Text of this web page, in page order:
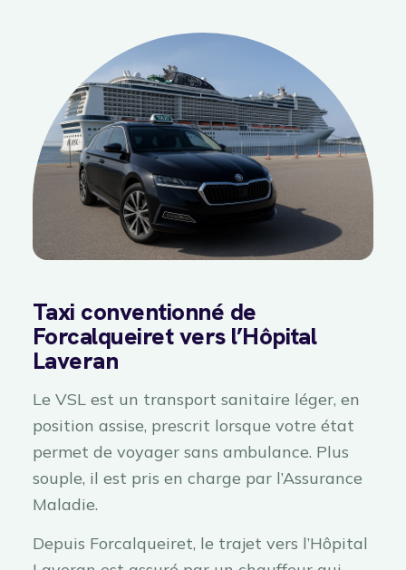
Taxi conventionné de
Forcalqueiret vers l’Hôpital
Laveran
Le VSL est un transport sanitaire léger, en
position assise, prescrit lorsque votre état
permet de voyager sans ambulance. Plus
souple, il est pris en charge par l’Assurance
Maladie.
Depuis Forcalqueiret, le trajet vers l’Hôpital